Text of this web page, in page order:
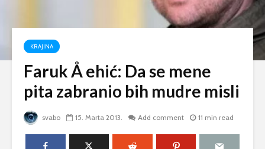
KRAJINA
Faruk Å ehić: Da se mene
pita zabranio bih mudre misli
svabo 15. Marta 2013. Add comment 11 min read